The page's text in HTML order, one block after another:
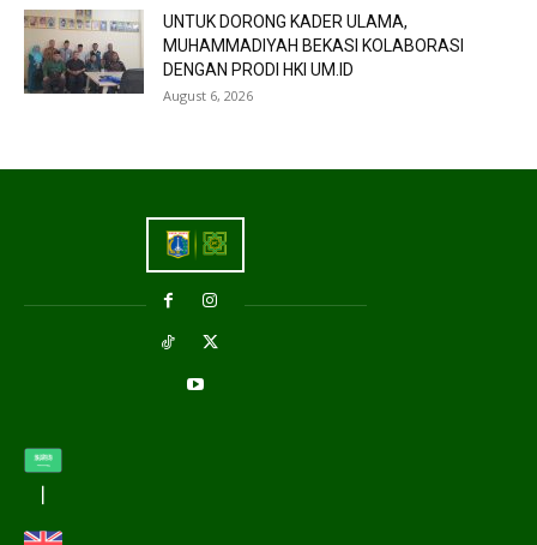
UNTUK DORONG KADER ULAMA,
MUHAMMADIYAH BEKASI KOLABORASI
DENGAN PRODI HKI UM.ID
August 6, 2026